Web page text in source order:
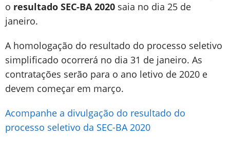
o resultado SEC-BA 2020 saia no dia 25 de
janeiro.
A homologação do resultado do processo seletivo
simplificado ocorrerá no dia 31 de janeiro. As
contratações serão para o ano letivo de 2020 e
devem começar em março.
Acompanhe a divulgação do resultado do
processo seletivo da SEC-BA 2020